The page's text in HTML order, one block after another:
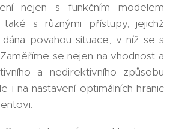
nejen s funkčním modelem
s různými přístupy, jejichž
povahou situace, v níž se s
se nejen na vhodnost a
a nedirektivního způsobu
i na nastavení optimálních hranic